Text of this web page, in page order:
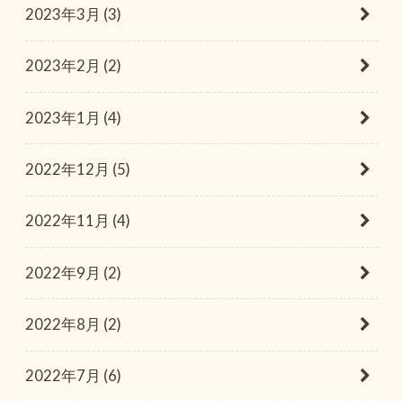
2023年3月 (3)
2023年2月 (2)
2023年1月 (4)
2022年12月 (5)
2022年11月 (4)
2022年9月 (2)
2022年8月 (2)
2022年7月 (6)